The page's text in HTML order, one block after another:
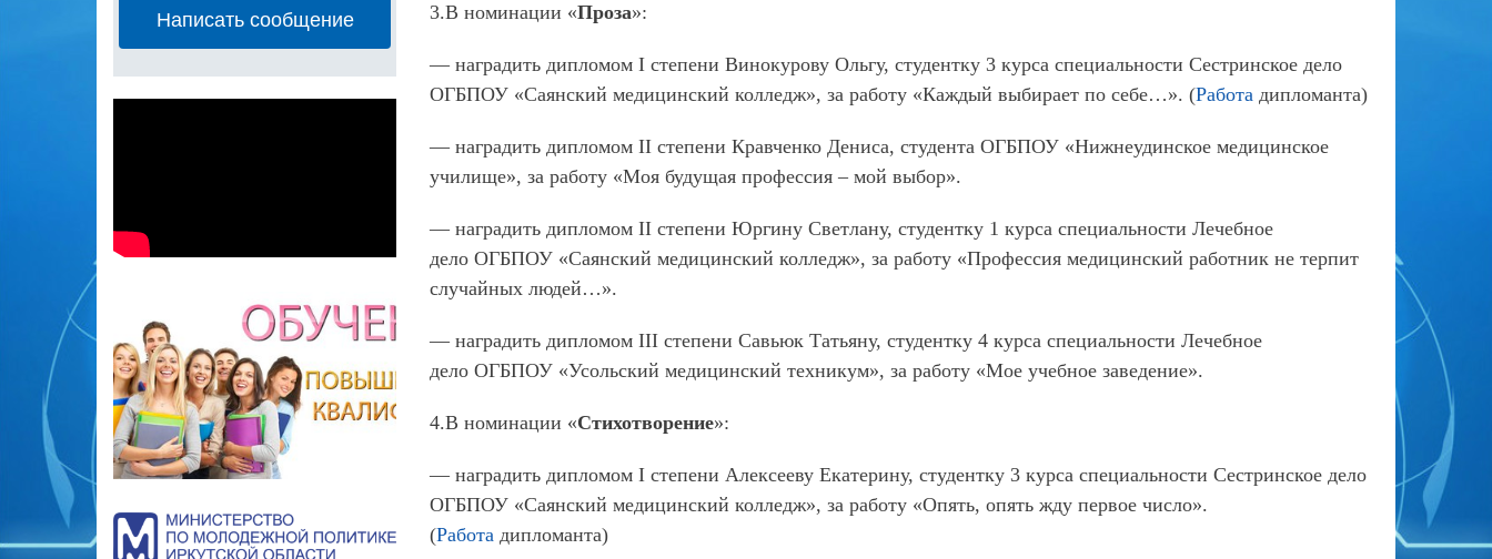
3.В номинации «Проза»:
— наградить дипломом I степени Винокурову Ольгу, студентку 3 курса специальности Сестринское дело
ОГБПОУ «Саянский медицинский колледж», за работу «Каждый выбирает по себе…». (Работа дипломанта)
— наградить дипломом II степени Кравченко Дениса, студента ОГБПОУ «Нижнеудинское медицинское
училище», за работу «Моя будущая профессия – мой выбор».
— наградить дипломом II степени Юргину Светлану, студентку 1 курса специальности Лечебное
дело ОГБПОУ «Саянский медицинский колледж», за работу «Профессия медицинский работник не терпит
случайных людей…».
— наградить дипломом III степени Савьюк Татьяну, студентку 4 курса специальности Лечебное
дело ОГБПОУ «Усольский медицинский техникум», за работу «Мое учебное заведение».
4.В номинации «Стихотворение»:
— наградить дипломом I степени Алексееву Екатерину, студентку 3 курса специальности Сестринское дело
ОГБПОУ «Саянский медицинский колледж», за работу «Опять, опять жду первое число».
(Работа дипломанта)
Написать сообщение